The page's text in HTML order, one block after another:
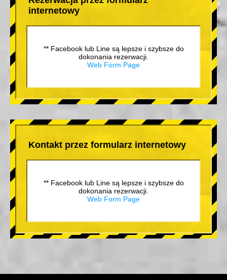
internetowy
** Facebook lub Line są lepsze i szybsze do
dokonania rezerwacji.
Web Form Page
Kontakt przez formularz internetowy
** Facebook lub Line są lepsze i szybsze do
dokonania rezerwacji.
Web Form Page